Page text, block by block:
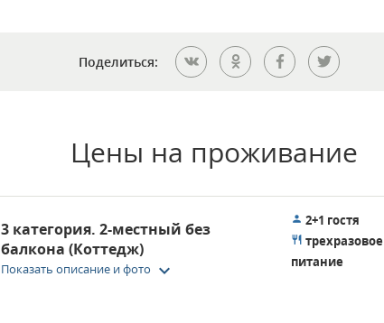
Поделиться:
Цены на проживание
3 категория. 2-местный без
балкона (Коттедж)
Показать описание и фото keyboard_arrow_down
2+1 гостя
трехразовое
питание